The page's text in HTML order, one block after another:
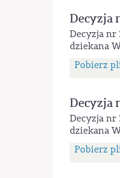
Decyzja
Decyzja nr
dziekana
Pobierz
Decyzja
Decyzja nr
dziekana
Pobierz